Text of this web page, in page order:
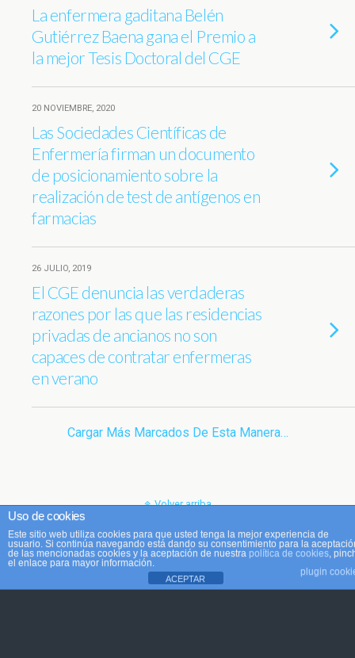
La enfermera gaditana Belén
Gutiérrez Baena gana el Premio a
la mejor Tesis Doctoral del CGE
20 NOVIEMBRE, 2020
Las Sociedades Científicas de
Enfermería firman un documento
de posicionamiento sobre la
realización de test de antígenos en
farmacias
26 JULIO, 2019
El CGE denuncia las verdaderas
razones por las que las residencias
privadas de ancianos no son
capaces de contratar enfermeras
en verano
Cargar Más Marcados De Esta Manera…
Volver arriba
Móvil Escritorio
Uso de cookies
Este sitio web utiliza cookies para que usted tenga la mejor experiencia de
usuario. Si continúa navegando está dando su consentimiento para la
de las mencionadas cookies y la aceptación de nuestra política de cookies,
el enlace para mayor información.
plugin
ACEPTAR